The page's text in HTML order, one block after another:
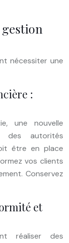
nécessiter une
:
une nouvelle
autorités
être en place
vos clients
Conservez
et
réaliser des